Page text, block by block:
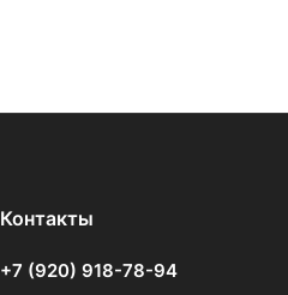
Контакты
+7 (920) 918-78-94